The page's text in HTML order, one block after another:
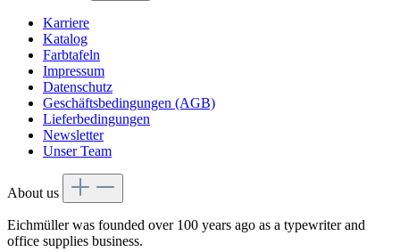
Karriere
Katalog
Farbtafeln
Impressum
Datenschutz
Geschäftsbedingungen (AGB)
Lieferbedingungen
Newsletter
Unser Team
About us
Eichmüller was founded over 100 years ago as a typewriter and
office supplies business.